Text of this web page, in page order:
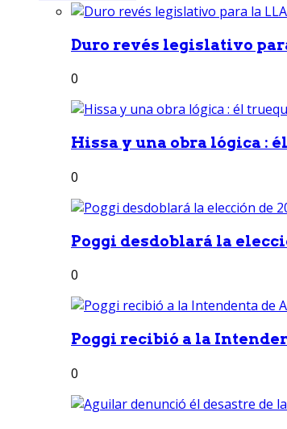
Duro revés legislativo
0
Hissa y una obra lógica :
0
Poggi desdoblará la
0
Poggi recibió a la
0